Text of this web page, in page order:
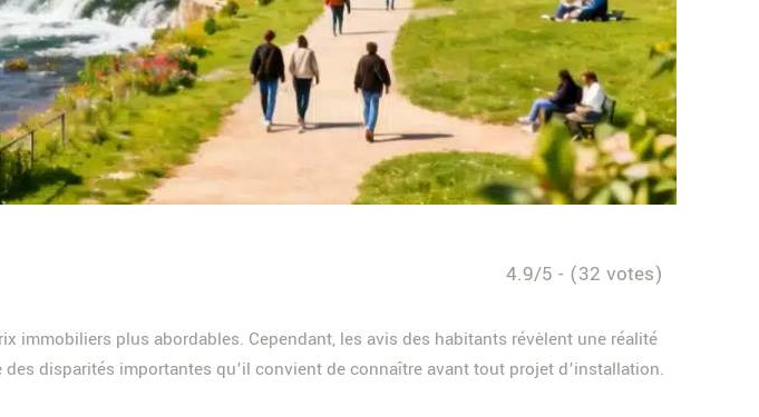
4.9/5 - (32 votes)
immobiliers plus abordables. Cependant, les avis des habitants révèlent une réalité
disparités importantes qu’il convient de connaître avant tout projet d’installation.